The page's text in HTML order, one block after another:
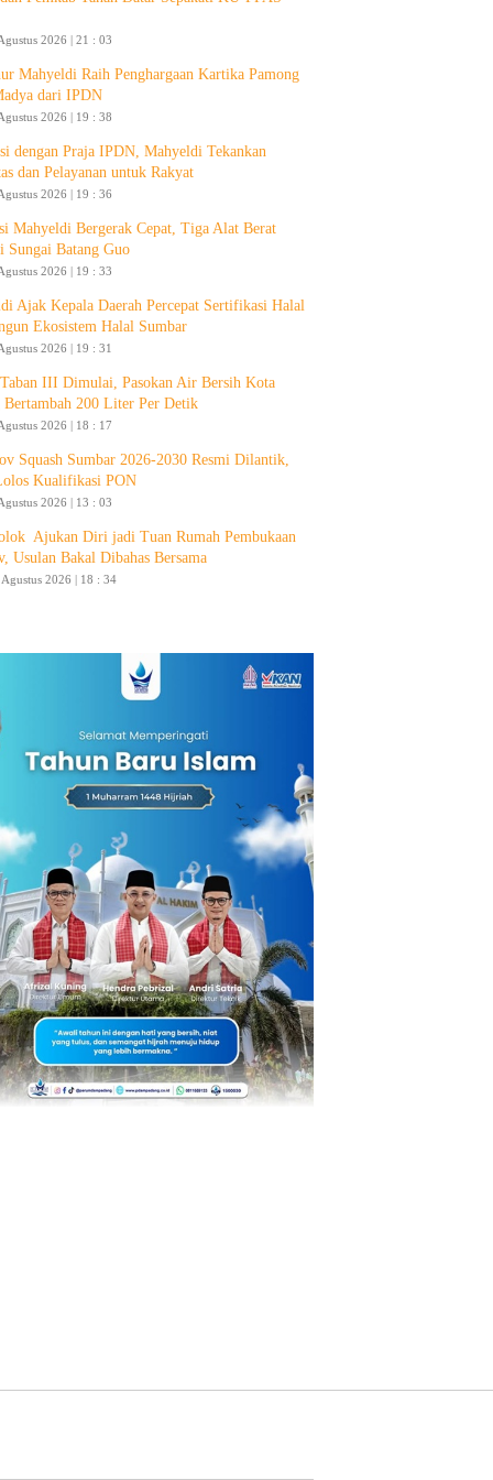
2026 | 21 : 03
Mahyeldi Raih Penghargaan Kartika Pamong
dari IPDN
2026 | 19 : 38
dengan Praja IPDN, Mahyeldi Tekankan
dan Pelayanan untuk Rakyat
2026 | 19 : 36
Mahyeldi Bergerak Cepat, Tiga Alat Berat
Sungai Batang Guo
2026 | 19 : 33
Ajak Kepala Daerah Percepat Sertifikasi Halal
Ekosistem Halal Sumbar
2026 | 19 : 31
III Dimulai, Pasokan Air Bersih Kota
Bertambah 200 Liter Per Detik
2026 | 18 : 17
Squash Sumbar 2026-2030 Resmi Dilantik,
Kualifikasi PON
2026 | 13 : 03
Ajukan Diri jadi Tuan Rumah Pembukaan
Usulan Bakal Dibahas Bersama
Agustus 2026 | 18 : 34